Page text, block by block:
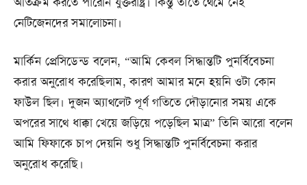
নেটিজেনদের সমালোচনা।
মার্কিন প্রেসিডেন্ড বলেন, “আমি কেবল সিদ্ধান্তটি পুনর্বিবেচনা
করার অনুরোধ করেছিলাম, কারণ আমার মনে হয়নি ওটা কোন
ফাউল ছিল। দুজন অ্যাথলেট পূর্ণ গতিতে দৌড়ানোর সময় একে
অপরের সাথে ধাক্কা খেয়ে জড়িয়ে পড়েছিল মাত্র” তিনি আরো বলেন
আমি ফিফাকে চাপ দেয়নি শুধু সিদ্ধান্তটি পুনর্বিবেচনা করার
অনুরোধ করেছি।